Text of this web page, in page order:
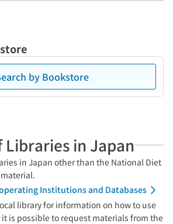
by Bookstore
Libraries in Japan
in Japan other than the National Diet
Institutions and Databases
library for information on how to use
is possible to request materials from the